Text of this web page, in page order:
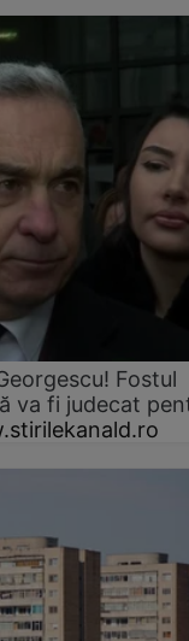
Fostul
va fi judecat